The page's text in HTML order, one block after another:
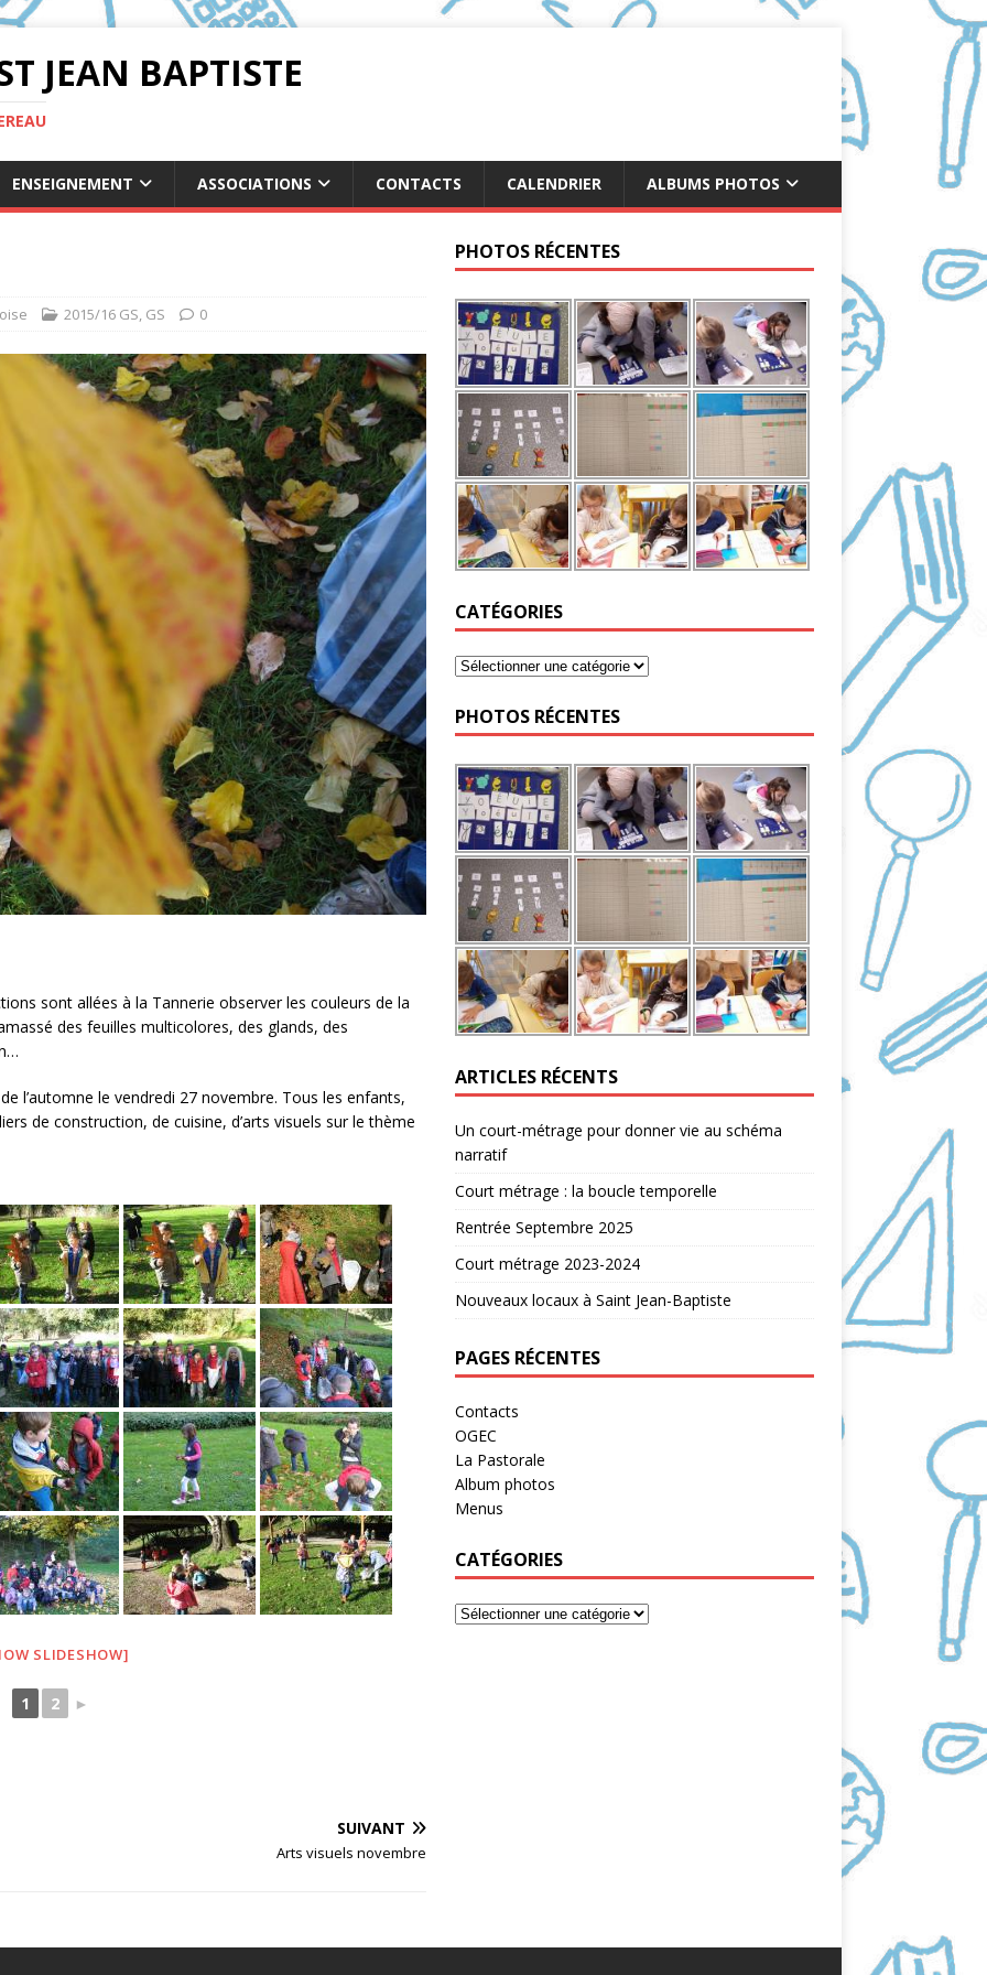
JEAN BAPTISTE
ENSEIGNEMENT ASSOCIATIONS CONTACTS CALENDRIER ALBUMS PHOTOS
2015/16 GS, GS 0
sont allées à la Tannerie observer les couleurs de la
des feuilles multicolores, des glands, des
l’automne le vendredi 27 novembre. Tous les enfants,
de construction, de cuisine, d’arts visuels sur le thème
SLIDESHOW]
1 2 ►
SUIVANT
Arts visuels novembre
PHOTOS RÉCENTES
CATÉGORIES
PHOTOS RÉCENTES
ARTICLES RÉCENTS
Un court-métrage pour donner vie au schéma
narratif
Court métrage : la boucle temporelle
Rentrée Septembre 2025
Court métrage 2023-2024
Nouveaux locaux à Saint Jean-Baptiste
PAGES RÉCENTES
Contacts
OGEC
La Pastorale
Album photos
Menus
CATÉGORIES